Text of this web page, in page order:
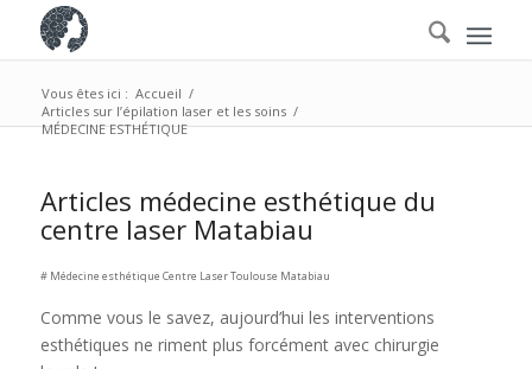
Vous êtes ici : Accueil /
Articles sur l’épilation laser et les soins /
MÉDECINE ESTHÉTIQUE
Articles médecine esthétique du
centre laser Matabiau
# Médecine esthétique Centre Laser Toulouse Matabiau
Comme vous le savez, aujourd’hui les interventions
esthétiques ne riment plus forcément avec chirurgie